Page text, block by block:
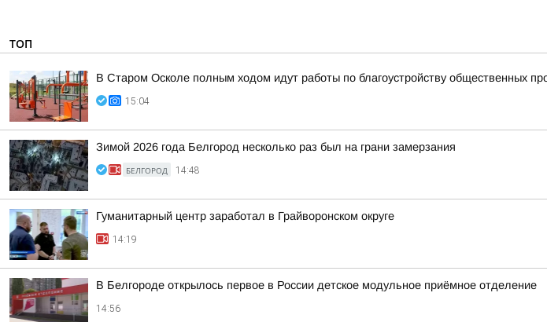
ТОП
В Старом Осколе полным ходом идут работы по благоустройству общественных
15:04
Зимой 2026 года Белгород несколько раз был на грани замерзания
БЕЛГОРОД 14:48
Гуманитарный центр заработал в Грайворонском округе
14:19
В Белгороде открылось первое в России детское модульное приёмное отделение
14:56